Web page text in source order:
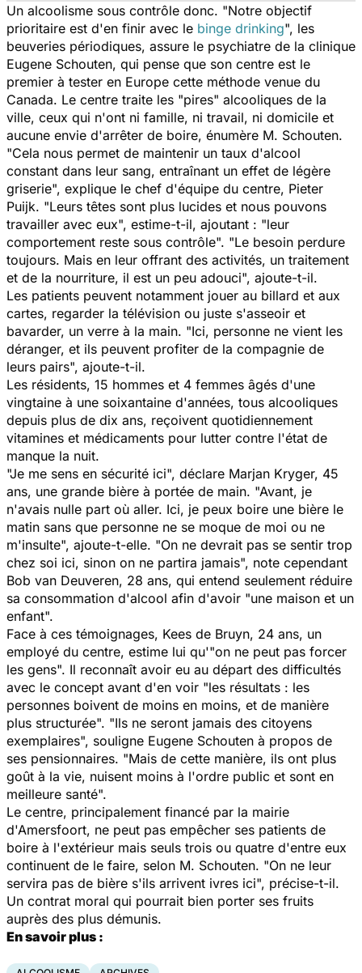
Un alcoolisme sous contrôle donc. "Notre objectif
prioritaire est d'en finir avec le binge drinking", les
beuveries périodiques, assure le psychiatre de la clinique
Eugene Schouten, qui pense que son centre est le
premier à tester en Europe cette méthode venue du
Canada. Le centre traite les "pires" alcooliques de la
ville, ceux qui n'ont ni famille, ni travail, ni domicile et
aucune envie d'arrêter de boire, énumère M. Schouten.
"Cela nous permet de maintenir un taux d'alcool
constant dans leur sang, entraînant un effet de légère
griserie", explique le chef d'équipe du centre, Pieter
Puijk. "Leurs têtes sont plus lucides et nous pouvons
travailler avec eux", estime-t-il, ajoutant : "leur
comportement reste sous contrôle". "Le besoin perdure
toujours. Mais en leur offrant des activités, un traitement
et de la nourriture, il est un peu adouci", ajoute-t-il.
Les patients peuvent notamment jouer au billard et aux
cartes, regarder la télévision ou juste s'asseoir et
bavarder, un verre à la main. "Ici, personne ne vient les
déranger, et ils peuvent profiter de la compagnie de
leurs pairs", ajoute-t-il.
Les résidents, 15 hommes et 4 femmes âgés d'une
vingtaine à une soixantaine d'années, tous alcooliques
depuis plus de dix ans, reçoivent quotidiennement
vitamines et médicaments pour lutter contre l'état de
manque la nuit.
"Je me sens en sécurité ici", déclare Marjan Kryger, 45
ans, une grande bière à portée de main. "Avant, je
n'avais nulle part où aller. Ici, je peux boire une bière le
matin sans que personne ne se moque de moi ou ne
m'insulte", ajoute-t-elle. "On ne devrait pas se sentir trop
chez soi ici, sinon on ne partira jamais", note cependant
Bob van Deuveren, 28 ans, qui entend seulement réduire
sa consommation d'alcool afin d'avoir "une maison et un
enfant".
Face à ces témoignages, Kees de Bruyn, 24 ans, un
employé du centre, estime lui qu'"on ne peut pas forcer
les gens". Il reconnaît avoir eu au départ des difficultés
avec le concept avant d'en voir "les résultats : les
personnes boivent de moins en moins, et de manière
plus structurée". "Ils ne seront jamais des citoyens
exemplaires", souligne Eugene Schouten à propos de
ses pensionnaires. "Mais de cette manière, ils ont plus
goût à la vie, nuisent moins à l'ordre public et sont en
meilleure santé".
Le centre, principalement financé par la mairie
d'Amersfoort, ne peut pas empêcher ses patients de
boire à l'extérieur mais seuls trois ou quatre d'entre eux
continuent de le faire, selon M. Schouten. "On ne leur
servira pas de bière s'ils arrivent ivres ici", précise-t-il.
Un contrat moral qui pourrait bien porter ses fruits
auprès des plus démunis.
En savoir plus :